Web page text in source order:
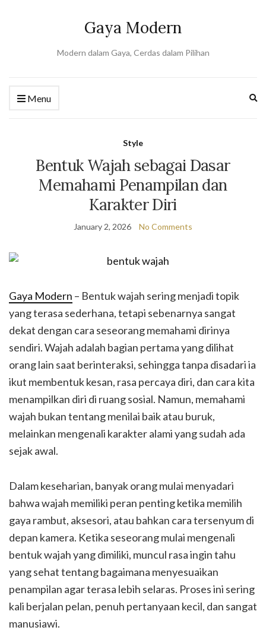
Gaya Modern
Modern dalam Gaya, Cerdas dalam Pilihan
Menu
Style
Bentuk Wajah sebagai Dasar
Memahami Penampilan dan
Karakter Diri
January 2, 2026 No Comments
Gaya Modern – Bentuk wajah sering menjadi topik
yang terasa sederhana, tetapi sebenarnya sangat
dekat dengan cara seseorang memahami dirinya
sendiri. Wajah adalah bagian pertama yang dilihat
orang lain saat berinteraksi, sehingga tanpa disadari ia
ikut membentuk kesan, rasa percaya diri, dan cara kita
menampilkan diri di ruang sosial. Namun, memahami
wajah bukan tentang menilai baik atau buruk,
melainkan mengenali karakter alami yang sudah ada
sejak awal.
Dalam keseharian, banyak orang mulai menyadari
bahwa wajah memiliki peran penting ketika memilih
gaya rambut, aksesori, atau bahkan cara tersenyum di
depan kamera. Ketika seseorang mulai mengenali
bentuk wajah yang dimiliki, muncul rasa ingin tahu
yang sehat tentang bagaimana menyesuaikan
penampilan agar terasa lebih selaras. Proses ini sering
kali berjalan pelan, penuh pertanyaan kecil, dan sangat
manusiawi.